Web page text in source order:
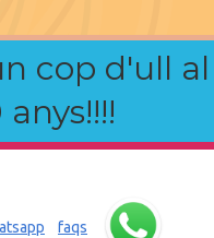
cop d'ull al
faqs